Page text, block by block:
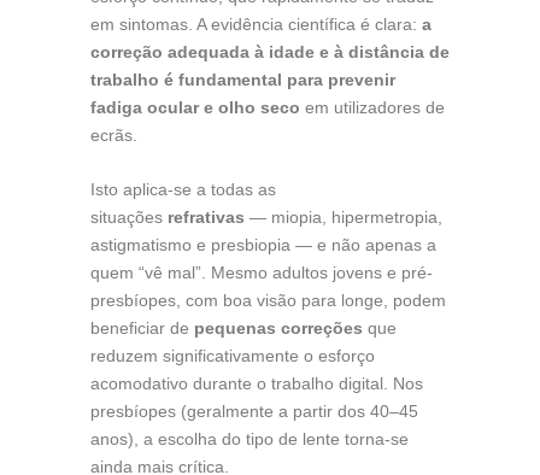
em sintomas. A evidência científica é clara: a
correção adequada à idade e à distância de
trabalho é fundamental para prevenir
fadiga ocular e olho seco em utilizadores de
ecrãs.
Isto aplica-se a todas as
situações refrativas — miopia, hipermetropia,
astigmatismo e presbiopia — e não apenas a
quem “vê mal”. Mesmo adultos jovens e pré-
presbíopes, com boa visão para longe, podem
beneficiar de pequenas correções que
reduzem significativamente o esforço
acomodativo durante o trabalho digital. Nos
presbíopes (geralmente a partir dos 40–45
anos), a escolha do tipo de lente torna-se
ainda mais crítica.